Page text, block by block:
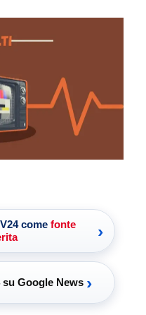
come fonte
›
Google News ›